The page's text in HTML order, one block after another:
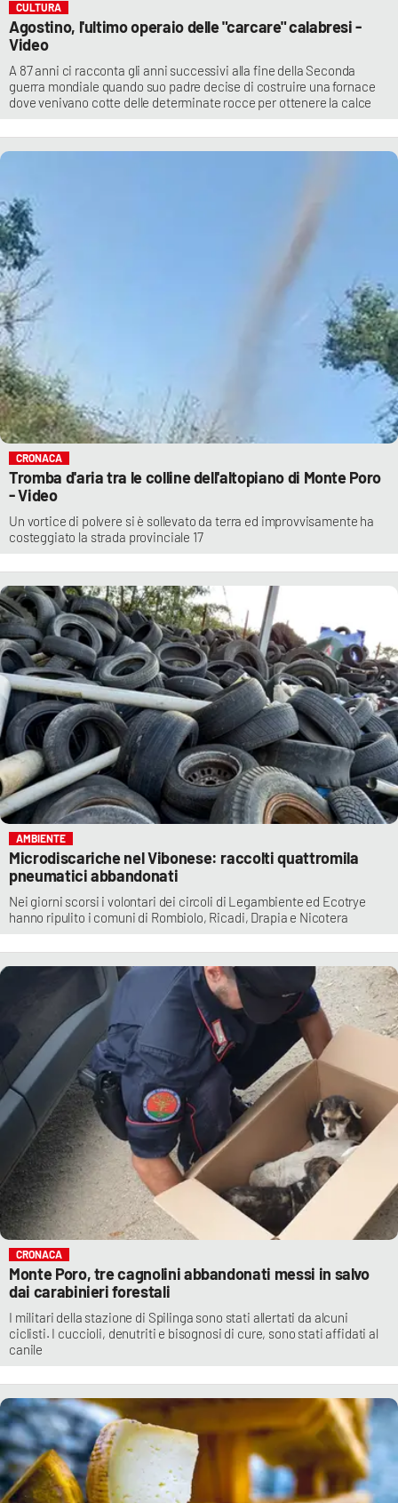
CULTURA
Agostino, l'ultimo operaio delle "carcare" calabresi -
Video
A 87 anni ci racconta gli anni successivi alla fine della Seconda
guerra mondiale quando suo padre decise di costruire una fornace
dove venivano cotte delle determinate rocce per ottenere la calce
CRONACA
Tromba d'aria tra le colline dell'altopiano di Monte Poro
- Video
Un vortice di polvere si è sollevato da terra ed improvvisamente ha
costeggiato la strada provinciale 17
AMBIENTE
Microdiscariche nel Vibonese: raccolti quattromila
pneumatici abbandonati
Nei giorni scorsi i volontari dei circoli di Legambiente ed Ecotrye
hanno ripulito i comuni di Rombiolo, Ricadi, Drapia e Nicotera
CRONACA
Monte Poro, tre cagnolini abbandonati messi in salvo
dai carabinieri forestali
I militari della stazione di Spilinga sono stati allertati da alcuni
ciclisti. I cuccioli, denutriti e bisognosi di cure, sono stati affidati al
canile